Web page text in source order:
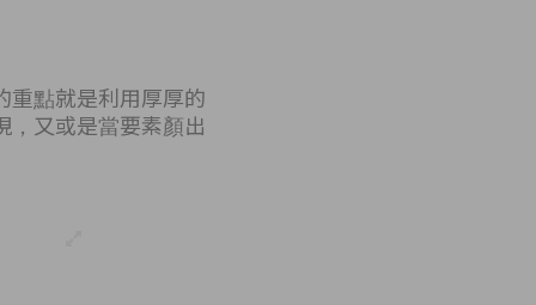
重點就是利用厚厚的
，又或是當要素顏出